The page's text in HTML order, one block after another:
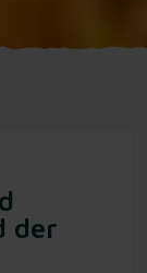
der